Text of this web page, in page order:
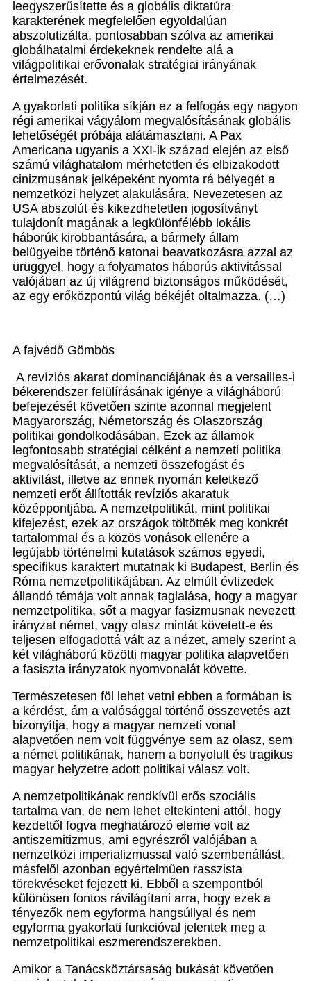
leegyszerűsítette és a globális diktatúra
karakterének megfelelően egyoldalúan
abszolutizálta, pontosabban szólva az amerikai
globálhatalmi érdekeknek rendelte alá a
világpolitikai erővonalak stratégiai irányának
értelmezését.
A gyakorlati politika síkján ez a felfogás egy nagyon
régi amerikai vágyálom megvalósításának globális
lehetőségét próbája alátámasztani. A Pax
Americana ugyanis a XXI-ik század elején az első
számú világhatalom mérhetetlen és elbizakodott
cinizmusának jelképeként nyomta rá bélyegét a
nemzetközi helyzet alakulására. Nevezetesen az
USA abszolút és kikezdhetetlen jogosítványt
tulajdonít magának a legkülönfélébb lokális
háborúk kirobbantására, a bármely állam
belügyeibe történő katonai beavatkozásra azzal az
ürüggyel, hogy a folyamatos háborús aktivitással
valójában az új világrend biztonságos működését,
az egy erőközpontú világ békéjét oltalmazza. (…)
A fajvédő Gömbös
A revíziós akarat dominanciájának és a versailles-i
békerendszer felülírásának igénye a világháború
befejezését követően szinte azonnal megjelent
Magyarország, Németország és Olaszország
politikai gondolkodásában. Ezek az államok
legfontosabb stratégiai célként a nemzeti politika
megvalósítását, a nemzeti összefogást és
aktivitást, illetve az ennek nyomán keletkező
nemzeti erőt állították revíziós akaratuk
középpontjába. A nemzetpolitikát, mint politikai
kifejezést, ezek az országok töltötték meg konkrét
tartalommal és a közös vonások ellenére a
legújabb történelmi kutatások számos egyedi,
specifikus karaktert mutatnak ki Budapest, Berlin és
Róma nemzetpolitikájában. Az elmúlt évtizedek
állandó témája volt annak taglalása, hogy a magyar
nemzetpolitika, sőt a magyar fasizmusnak nevezett
irányzat német, vagy olasz mintát követett-e és
teljesen elfogadottá vált az a nézet, amely szerint a
két világháború közötti magyar politika alapvetően
a fasiszta irányzatok nyomvonalát követte.
Természetesen föl lehet vetni ebben a formában is
a kérdést, ám a valósággal történő összevetés azt
bizonyítja, hogy a magyar nemzeti vonal
alapvetően nem volt függvénye sem az olasz, sem
a német politikának, hanem a bonyolult és tragikus
magyar helyzetre adott politikai válasz volt.
A nemzetpolitikának rendkívül erős szociális
tartalma van, de nem lehet eltekinteni attól, hogy
kezdettől fogva meghatározó eleme volt az
antiszemitizmus, ami egyrészről valójában a
nemzetközi imperializmussal való szembenállást,
másfelől azonban egyértelműen rasszista
törekvéseket fejezett ki. Ebből a szempontból
különösen fontos rávilágítani arra, hogy ezek a
tényezők nem egyforma hangsúllyal és nem
egyforma gyakorlati funkcióval jelentek meg a
nemzetpolitikai eszmerendszerekben.
Amikor a Tanácsköztársaság bukását követően